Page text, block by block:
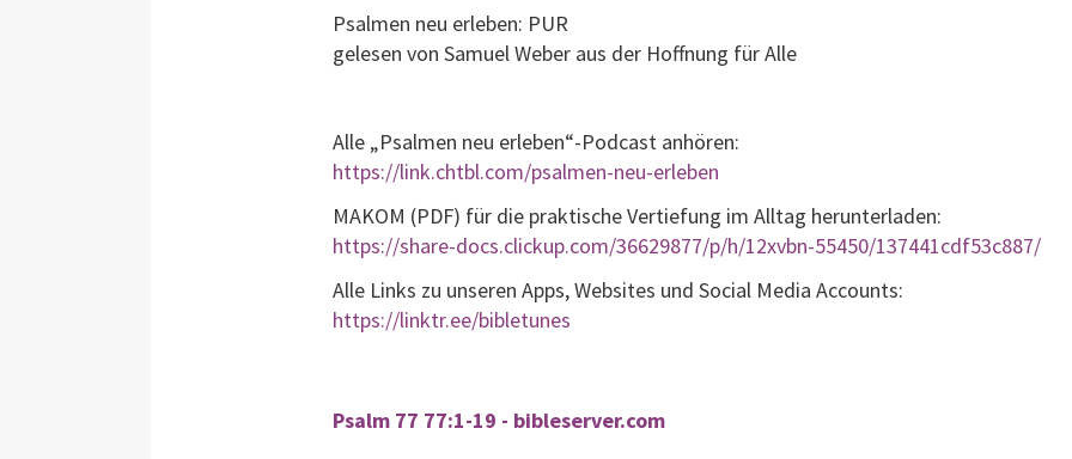
Psalmen neu erleben: PUR
gelesen von Samuel Weber aus der Hoffnung für Alle
Alle „Psalmen neu erleben“-Podcast anhören:
https://link.chtbl.com/psalmen-neu-erleben
MAKOM (PDF) für die praktische Vertiefung im Alltag herunterladen:
https://share-docs.clickup.com/36629877/p/h/12xvbn-55450/137441cdf53c887/
Alle Links zu unseren Apps, Websites und Social Media Accounts:
https://linktr.ee/bibletunes
Psalm 77 77:1-19 - bibleserver.com